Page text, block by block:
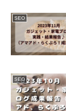
SEO
SEO